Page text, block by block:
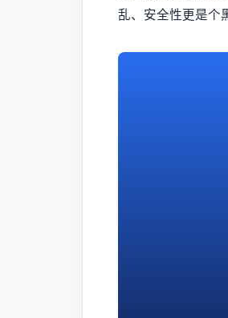
乱、安全性更是个